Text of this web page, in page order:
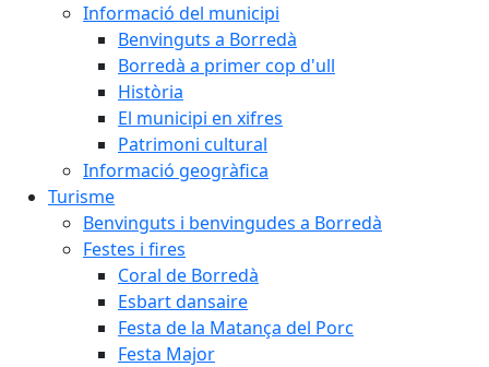
Informació del municipi
Benvinguts a Borredà
Borredà a primer cop d'ull
Història
El municipi en xifres
Patrimoni cultural
Informació geogràfica
Turisme
Benvinguts i benvingudes a Borredà
Festes i fires
Coral de Borredà
Esbart dansaire
Festa de la Matança del Porc
Festa Major